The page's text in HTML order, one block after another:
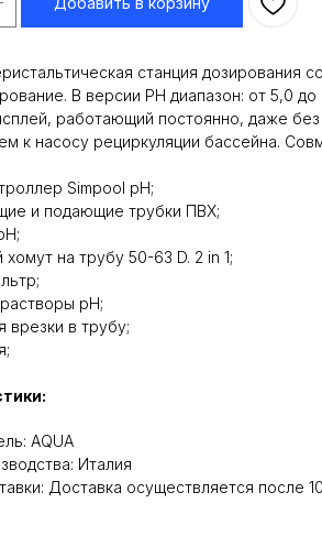
станция дозирования
В версии PH диапазон: от 5,0
работающий постоянно, даже
к насосу рециркуляции бассейна.
Simpool pH;
и подающие трубки ПВХ;
на трубу 50-63 D. 2 in 1;
pH;
врезки в трубу;
AQUA
Италия
Доставка осуществляется после